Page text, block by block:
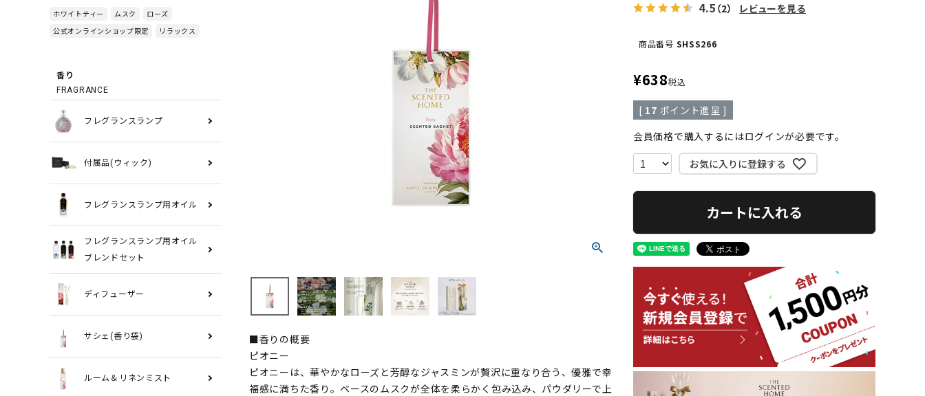
ホワイトティー ムスク
ローズ
公式オンラインショップ限定
リラックス
香り
FRAGRANCE
フレグランスランプ
付属品(ウィック)
フレグランスランプ用オイル
フレグランスランプ用オイル
ブレンドセット
ディフューザー
サシェ(香り袋)
ルーム＆リネンミスト
■香りの概要
ピオニー
ピオニーは、華やかなローズと芳醇なジャスミンが贅沢に重なり合う、優雅で幸
福感に満ちた香り。ベースのムスクが全体を柔らかく包み込み、パウダリーで上
4.5 （2） レビューを見る
商品番号 SHSS266
¥638税込
[ 17 ポイント進呈 ]
会員価格で購入するにはログインが必要です。
お気に入りに登録する
カートに入れる